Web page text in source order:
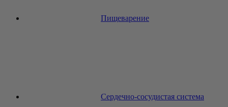
Пищеварение
Сердечно-сосудистая система